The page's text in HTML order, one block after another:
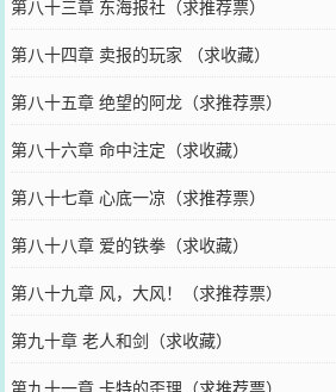
第八十三章 东海报社（求推荐票）
第八十四章 卖报的玩家 （求收藏）
第八十五章 绝望的阿龙（求推荐票）
第八十六章 命中注定（求收藏）
第八十七章 心底一凉（求推荐票）
第八十八章 爱的铁拳（求收藏）
第八十九章 风，大风！（求推荐票）
第九十章 老人和剑（求收藏）
第九十一章 卡特的歪理（求推荐票）